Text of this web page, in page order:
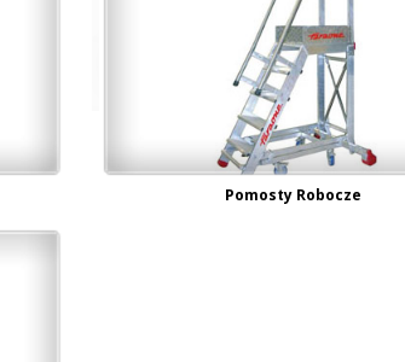
Pomosty Robocze